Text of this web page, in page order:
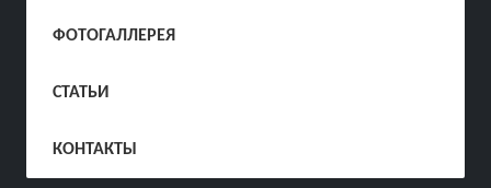
ФОТОГАЛЛЕРЕЯ
СТАТЬИ
КОНТАКТЫ